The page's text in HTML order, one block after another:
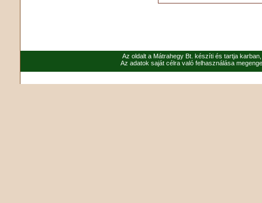
Az oldalt a Mátrahegy Bt. készíti és tartja
Az adatok saját célra való felhasználása